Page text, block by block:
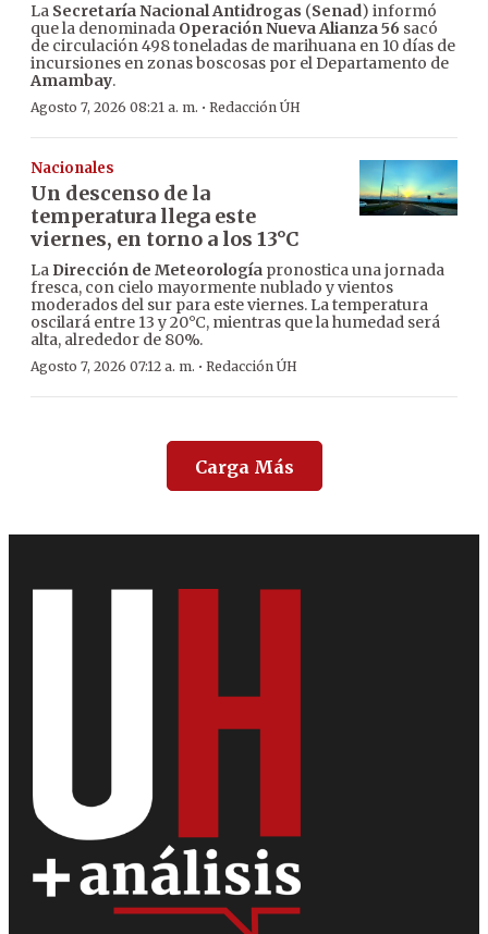
La Secretaría Nacional Antidrogas (Senad) informó
que la denominada Operación Nueva Alianza 56 sacó
de circulación 498 toneladas de marihuana en 10 días de
incursiones en zonas boscosas por el Departamento de
Amambay.
Agosto 7, 2026 08:21 a. m. · Redacción ÚH
Nacionales
Un descenso de la
temperatura llega este
viernes, en torno a los 13°C
La Dirección de Meteorología pronostica una jornada
fresca, con cielo mayormente nublado y vientos
moderados del sur para este viernes. La temperatura
oscilará entre 13 y 20°C, mientras que la humedad será
alta, alrededor de 80%.
Agosto 7, 2026 07:12 a. m. · Redacción ÚH
Carga Más